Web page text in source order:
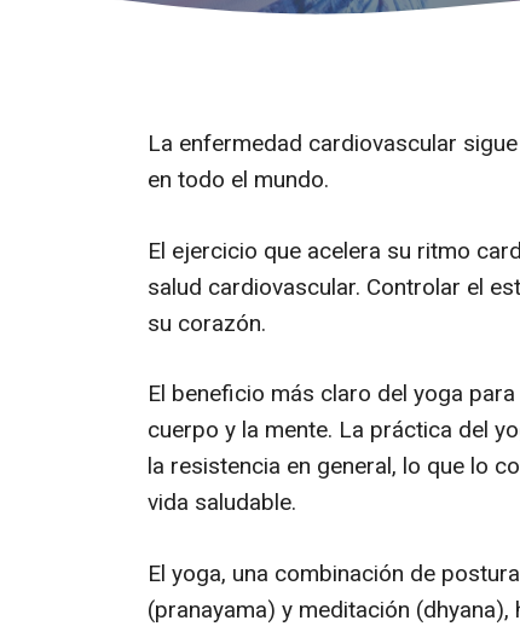
La enfermedad cardiovascular
en todo el mundo.
El ejercicio que acelera su ritmo
salud cardiovascular. Controlar el
su corazón.
El beneficio más claro del yoga
cuerpo y la mente. La práctica del
la resistencia en general, lo que lo
vida saludable.
El yoga, una combinación de
(pranayama) y meditación